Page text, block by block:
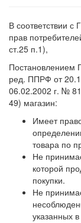
В соответствии
прав
ст.25 п.1),
Постановлением
ред. ППРФ от
06.02.2002 г. №
49) магазин:
Имеет
товара по
Не
которой
покупки.
Не
указанных